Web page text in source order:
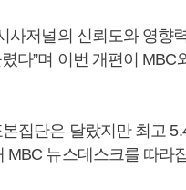
사저널의 신뢰도와 영향
다”며 이번 개편이 MBC
집단은 달랐지만 최고
MBC 뉴스데스크를 따라